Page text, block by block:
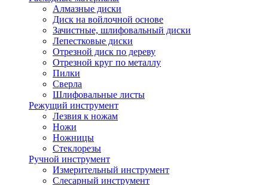
Алмазные диски
Диск на войлочной основе
Зачистные, шлифовальный диски
Лепестковые диски
Отрезной диск по дереву
Отрезной круг по металлу
Пилки
Сверла
Шлифовальные листы
Режущий инструмент
Лезвия к ножам
Ножи
Ножницы
Стеклорезы
Ручной инструмент
Измерительный инструмент
Слесарный инструмент